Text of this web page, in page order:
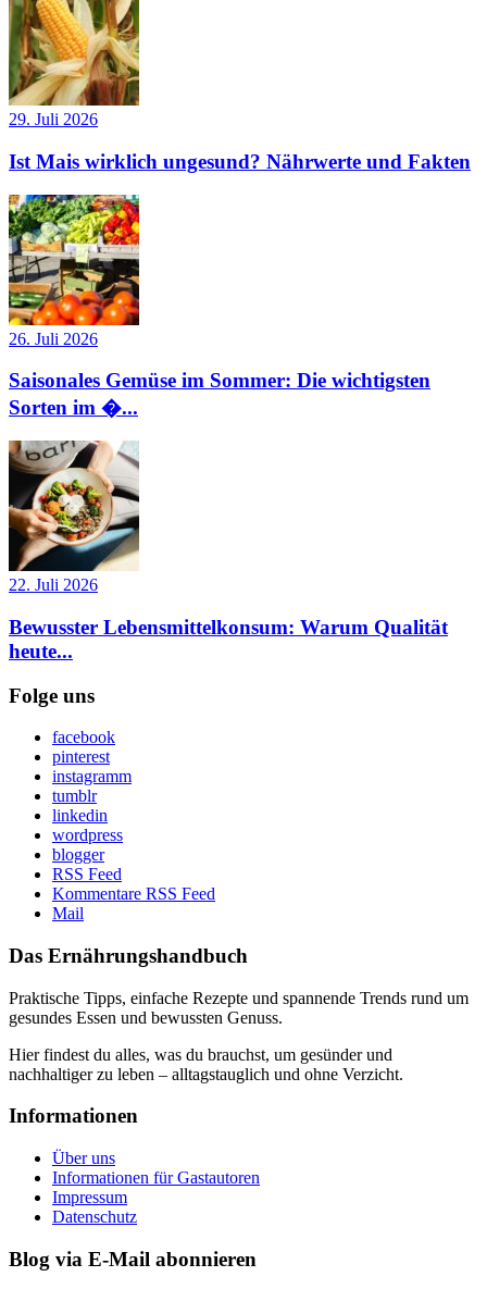
29. Juli 2026
Ist Mais wirklich ungesund? Nährwerte und Fakten
26. Juli 2026
Saisonales Gemüse im Sommer: Die wichtigsten
Sorten im �...
22. Juli 2026
Bewusster Lebensmittelkonsum: Warum Qualität
heute...
Folge uns
facebook
pinterest
instagramm
tumblr
linkedin
wordpress
blogger
RSS Feed
Kommentare RSS Feed
Mail
Das Ernährungshandbuch
Praktische Tipps, einfache Rezepte und spannende Trends rund um
gesundes Essen und bewussten Genuss.
Hier findest du alles, was du brauchst, um gesünder und
nachhaltiger zu leben – alltagstauglich und ohne Verzicht.
Informationen
Über uns
Informationen für Gastautoren
Impressum
Datenschutz
Blog via E-Mail abonnieren